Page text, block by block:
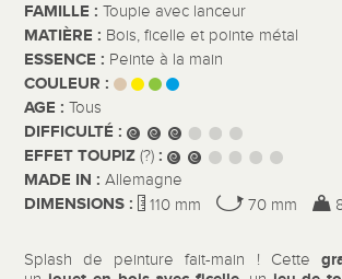
FAMILLE :Toupie avec lanceur
MATIÈRE : Bois, ficelle et pointe métal
ESSENCE : Peinte à la main
COULEUR :
AGE :Tous
DIFFICULTÉ :
EFFET TOUPIZ(?) :
MADE IN :Allemagne
DIMENSIONS : 110 mm 70 mm
Splash de peinture fait-main ! Cette